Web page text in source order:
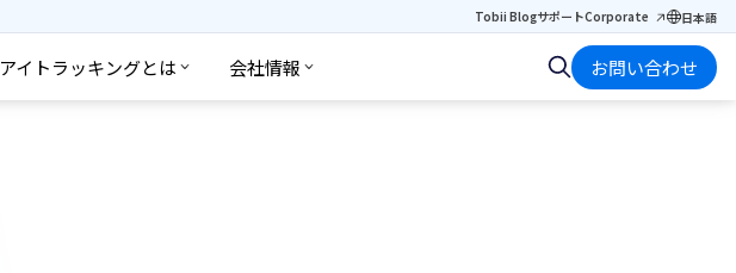
Tobii BlogサポートCorporate 日本語
アイトラッキングとは 会社情報 お問い合わせ